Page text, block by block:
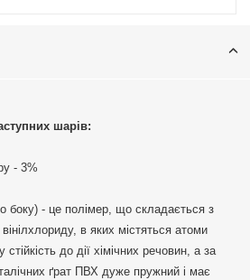
шарів:
- 3%
боку) - це полімер, що складається з
в яких містяться атоми
до дії хімічних речовин, а за
ґрат ПВХ дуже пружний і має